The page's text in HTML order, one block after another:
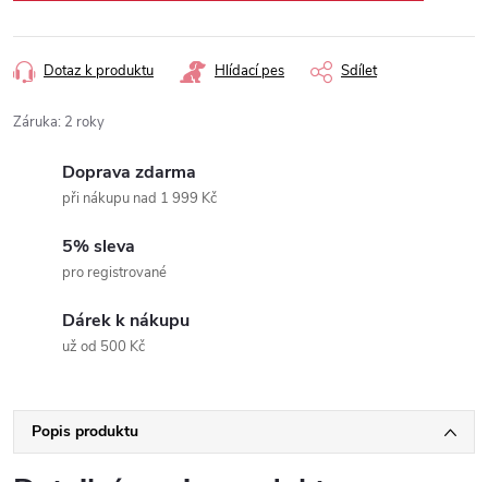
Dotaz k produktu Hlídací pes Sdílet
Záruka: 2 roky
Doprava zdarma
při nákupu nad 1 999 Kč
5% sleva
pro registrované
Dárek k nákupu
už od 500 Kč
Popis produktu